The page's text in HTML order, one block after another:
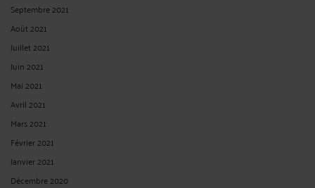
Septembre 2021
Août 2021
Juillet 2021
Juin 2021
Mai 2021
Avril 2021
Mars 2021
Février 2021
Janvier 2021
Décembre 2020